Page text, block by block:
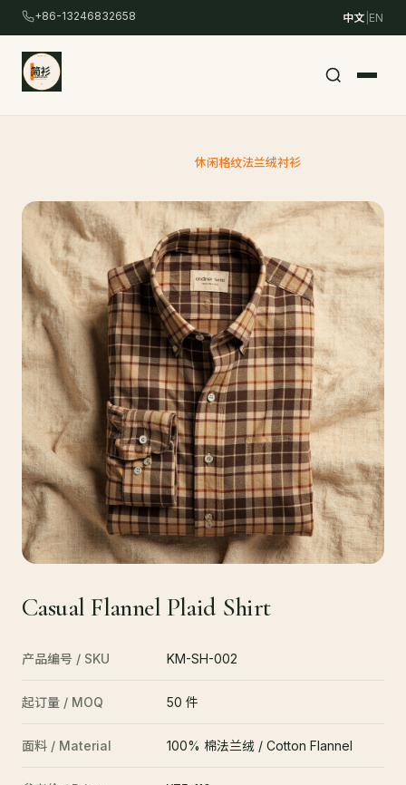
转
Skip
content
+86-13246832658 中文 EN
休闲格纹法兰绒衬衫
Casual Flannel Plaid Shirt
产品编号 / SKU KM-SH-002
起订量 / MOQ 50 件
面料 / Material 100% 棉法兰绒 / Cotton Flannel